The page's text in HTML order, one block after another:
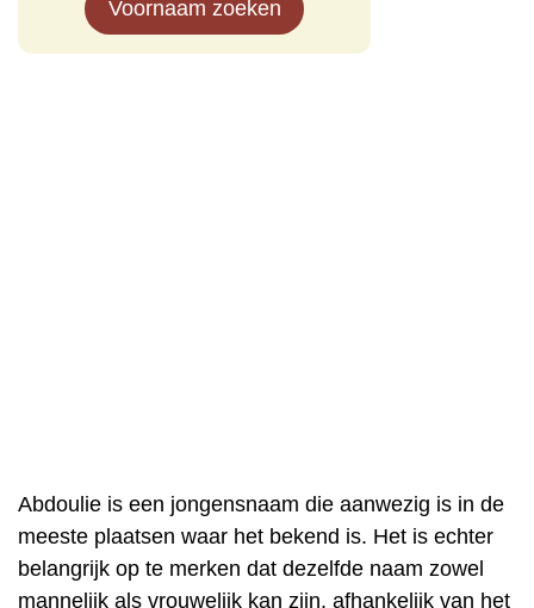
Voornaam zoeken
Abdoulie is een jongensnaam die aanwezig is in de
meeste plaatsen waar het bekend is. Het is echter
belangrijk op te merken dat dezelfde naam zowel
mannelijk als vrouwelijk kan zijn, afhankelijk van het